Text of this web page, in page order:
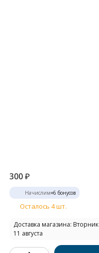
300₽
Начислим+6 бонусов
Осталось 4 шт.
Доставка магазина: Вторник
11 августа